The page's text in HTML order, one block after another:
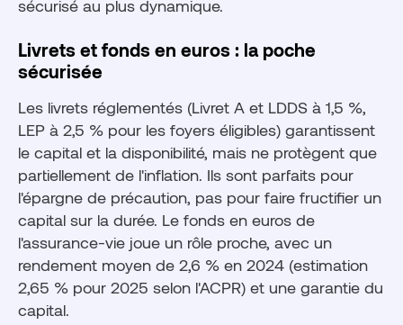
sécurisé au plus dynamique.
Livrets et fonds en euros : la poche
sécurisée
Les livrets réglementés (Livret A et LDDS à 1,5 %,
LEP à 2,5 % pour les foyers éligibles) garantissent
le capital et la disponibilité, mais ne protègent que
partiellement de l'inflation. Ils sont parfaits pour
l'épargne de précaution, pas pour faire fructifier un
capital sur la durée. Le fonds en euros de
l'assurance-vie joue un rôle proche, avec un
rendement moyen de 2,6 % en 2024 (estimation
2,65 % pour 2025 selon l'ACPR) et une garantie du
capital.